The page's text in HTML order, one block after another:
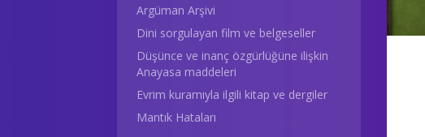
Argüman Arşivi
Dini sorgulayan film ve belgeseller
Düşünce ve inanç özgürlüğüne ilişkin
Anayasa maddeleri
Evrim kuramıyla ilgili kitap ve dergiler
Mantık Hataları